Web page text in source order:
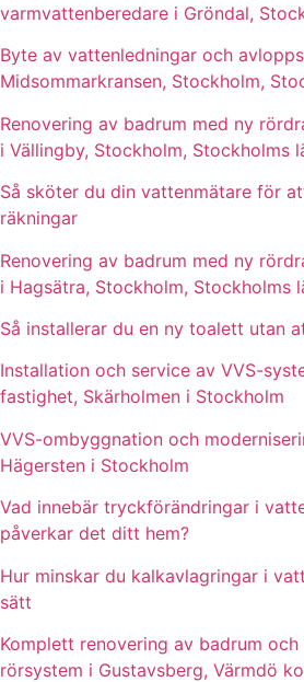
varmvattenberedare i Gröndal,
Byte av vattenledningar och
Midsommarkransen, Stockholm,
Renovering av badrum med ny
i Vällingby, Stockholm, Stockholms
Så sköter du din vattenmätare för
räkningar
Renovering av badrum med ny
i Hagsätra, Stockholm, Stockholms
Så installerar du en ny toalett utan
Installation och service av VVS-
fastighet, Skärholmen i Stockholm
VVS-ombyggnation och
Hägersten i Stockholm
Vad innebär tryckförändringar i
påverkar det ditt hem?
Hur minskar du kalkavlagringar i
sätt
Komplett renovering av badrum
rörsystem i Gustavsberg, Värmdö